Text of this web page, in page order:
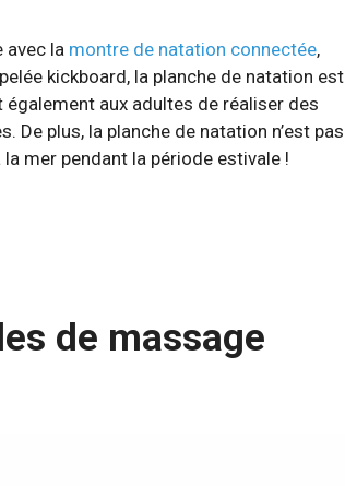
avec la montre de natation connectée,
kickboard, la planche de natation est
aux adultes de réaliser des
plus, la planche de natation n’est pas
mer pendant la période estivale !
de massage